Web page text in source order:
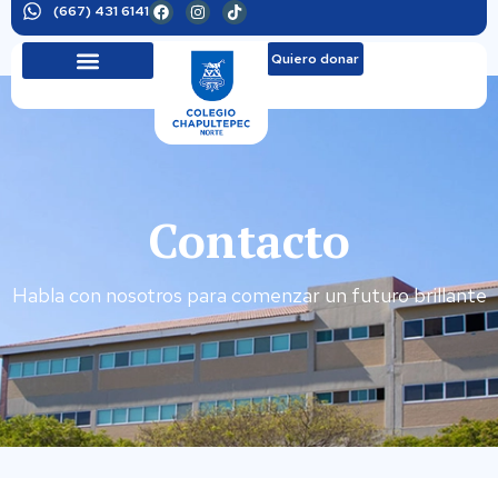
(667) 431 6141
Quiero donar
Contacto
Habla con nosotros para comenzar un futuro brillante